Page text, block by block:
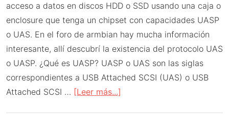
acceso a datos en discos HDD o SSD usando una caja o
enclosure que tenga un chipset con capacidades UASP
o UAS. En el foro de armbian hay mucha información
interesante, allí descubrí la existencia del protocolo UAS
o UASP. ¿Qué es UASP? UASP o UAS son las siglas
correspondientes a USB Attached SCSI (UAS) o USB
Attached SCSI … [Leer más...]